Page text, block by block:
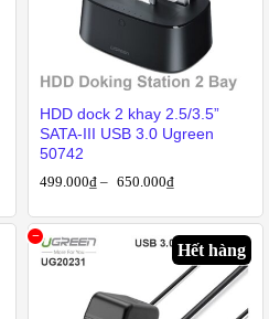
HDD dock 2 khay 2.5/3.5”
SATA-III USB 3.0 Ugreen
50742
499.000₫ – 650.000₫
Hết hàng